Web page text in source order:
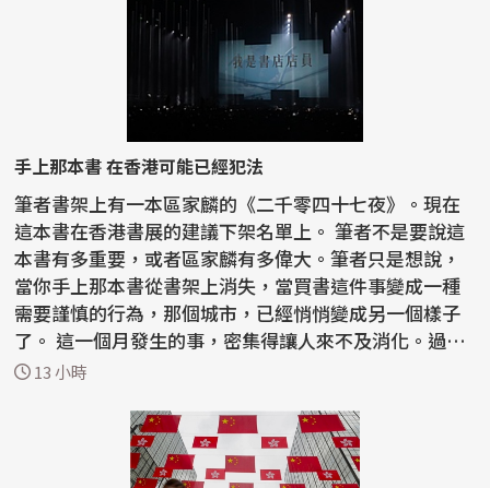
手上那本書 在香港可能已經犯法
筆者書架上有一本區家麟的《二千零四十七夜》。現在
這本書在香港書展的建議下架名單上。 筆者不是要說這
本書有多重要，或者區家麟有多偉大。筆者只是想說，
當你手上那本書從書架上消失，當買書這件事變成一種
需要謹慎的行為，那個城市，已經悄悄變成另一個樣子
了。 這一個月發生的事，密集得讓人來不及消化。過去
半...13 小時